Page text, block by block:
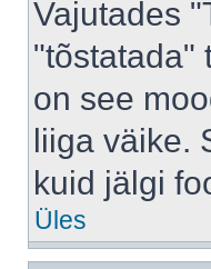
Vajutades
"tõstatada"
on see
liiga väike.
kuid jälgi
Üles